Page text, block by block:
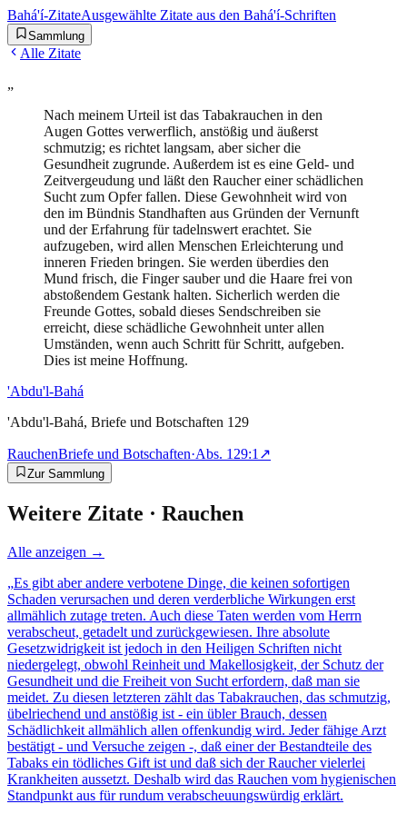
Bahá'í-ZitateAusgewählte Zitate aus den Bahá'í-Schriften
Sammlung
Alle Zitate
„
Nach meinem Urteil ist das Tabakrauchen in den
Augen Gottes verwerflich, anstößig und äußerst
schmutzig; es richtet langsam, aber sicher die
Gesundheit zugrunde. Außerdem ist es eine Geld- und
Zeitvergeudung und läßt den Raucher einer schädlichen
Sucht zum Opfer fallen. Diese Gewohnheit wird von
den im Bündnis Standhaften aus Gründen der Vernunft
und der Erfahrung für tadelnswert erachtet. Sie
aufzugeben, wird allen Menschen Erleichterung und
inneren Frieden bringen. Sie werden überdies den
Mund frisch, die Finger sauber und die Haare frei von
abstoßendem Gestank halten. Sicherlich werden die
Freunde Gottes, sobald dieses Sendschreiben sie
erreicht, diese schädliche Gewohnheit unter allen
Umständen, wenn auch Schritt für Schritt, aufgeben.
Dies ist meine Hoffnung.
'Abdu'l-Bahá
'Abdu'l-Bahá, Briefe und Botschaften 129
RauchenBriefe und Botschaften·Abs. 129:1 ↗
Zur Sammlung
Weitere Zitate · Rauchen
Alle anzeigen →
„Es gibt aber andere verbotene Dinge, die keinen sofortigen
Schaden verursachen und deren verderbliche Wirkungen erst
allmählich zutage treten. Auch diese Taten werden vom Herrn
verabscheut, getadelt und zurückgewiesen. Ihre absolute
Gesetzwidrigkeit ist jedoch in den Heiligen Schriften nicht
niedergelegt, obwohl Reinheit und Makellosigkeit, der Schutz der
Gesundheit und die Freiheit von Sucht erfordern, daß man sie
meidet. Zu diesen letzteren zählt das Tabakrauchen, das schmutzig,
übelriechend und anstößig ist - ein übler Brauch, dessen
Schädlichkeit allmählich allen offenkundig wird. Jeder fähige Arzt
bestätigt - und Versuche zeigen -, daß einer der Bestandteile des
Tabaks ein tödliches Gift ist und daß sich der Raucher vielerlei
Krankheiten aussetzt. Deshalb wird das Rauchen vom hygienischen
Standpunkt aus für rundum verabscheuungswürdig erklärt.